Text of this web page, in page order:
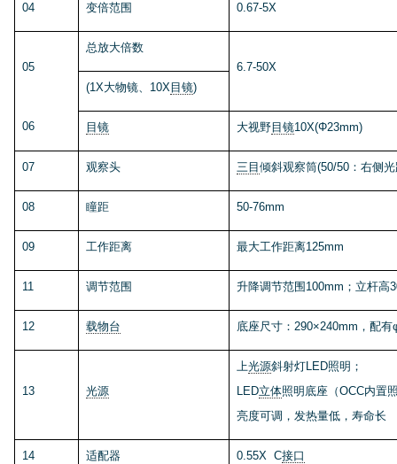
04 变倍范围 0.67-5X
05
总放大倍数
6.7-50X
(1X大物镜、 10X目镜)
06 目镜 大视野目镜10X(Φ23mm)
07 观察头 三目 倾斜观察筒(50/50 ： 右侧
08 瞳距 50-76mm
09 工作距离 最大工作距离125mm
11 调节范围 升降调节范围 100mm；立杆高
12 载物台 底座尺寸： 290×240mm， 配有
13 光源
上光源斜射灯LED照明；
LED立体照明底座（OCC内置
亮度可调 ，发热量低，寿命长
14 适配器 0.55X C接口